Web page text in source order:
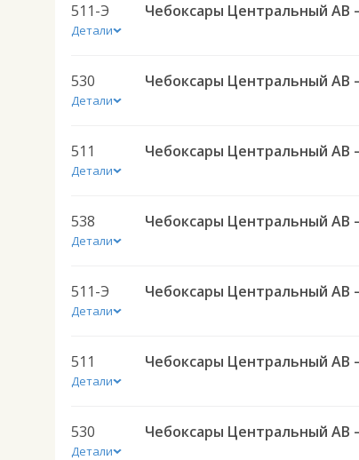
511-Э
Детали
530
Детали
511
Детали
538
Детали
511-Э
Детали
511
Детали
530
Детали